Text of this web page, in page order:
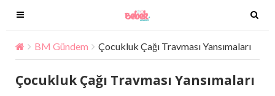
T
o
g
g
l
e
T
o
g
g
e
BM Gündem Çocukluk Çağı Travması Yansımaları
Çocukluk Çağı Travması Yansımaları